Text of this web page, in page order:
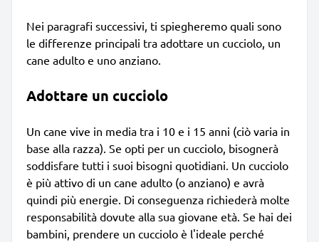
Nei paragrafi successivi, ti spiegheremo quali sono
le differenze principali tra adottare un cucciolo, un
cane adulto e uno anziano.
Adottare un cucciolo
Un cane vive in media tra i 10 e i 15 anni (ciò varia in
base alla razza). Se opti per un cucciolo, bisognerà
soddisfare tutti i suoi bisogni quotidiani. Un cucciolo
è più attivo di un cane adulto (o anziano) e avrà
quindi più energie. Di conseguenza richiederà molte
responsabilità dovute alla sua giovane età. Se hai dei
bambini, prendere un cucciolo è l'ideale perché